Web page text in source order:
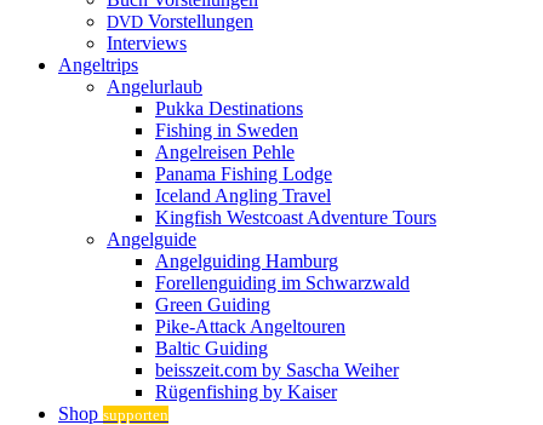
DVD Vorstellungen
Interviews
Angeltrips
Angelurlaub
Pukka Destinations
Fishing in Sweden
Angelreisen Pehle
Panama Fishing Lodge
Iceland Angling Travel
Kingfish Westcoast Adventure Tours
Angelguide
Angelguiding Hamburg
Forellenguiding im Schwarzwald
Green Guiding
Pike-Attack Angeltouren
Baltic Guiding
beisszeit.com by Sascha Weiher
Rügenfishing by Kaiser
Shop supporten